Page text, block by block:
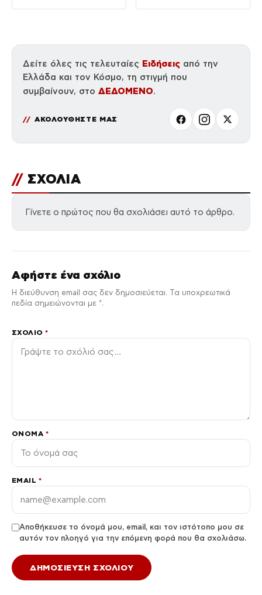
Δείτε όλες τις τελευταίες Ειδήσεις από την
Ελλάδα και τον Κόσμο, τη στιγμή που
συμβαίνουν, στο ΔΕΔΟΜΕΝΟ.
ΑΚΟΛΟΥΘΗΣΤΕ ΜΑΣ
// ΣΧΟΛΙΑ
Γίνετε ο πρώτος που θα σχολιάσει αυτό το άρθρο.
Αφήστε ένα σχόλιο
Η διεύθυνση email σας δεν δημοσιεύεται. Τα υποχρεωτικά
πεδία σημειώνονται με *.
ΣΧΌΛΙΟ*
ΌΝΟΜΑ *
EMAIL *
Αποθήκευσε το όνομά μου, email, και τον ιστότοπο μου σε
αυτόν τον πλοηγό για την επόμενη φορά που θα σχολιάσω.